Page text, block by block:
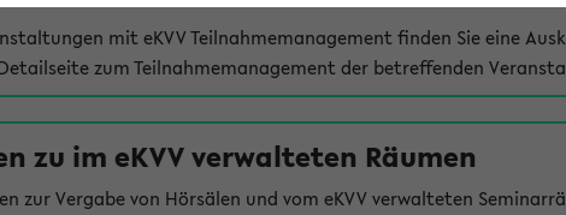
mit eKVV Teilnahmemanagement finden Sie eine
zum Teilnahmemanagement der betreffenden
zu im eKVV verwalteten Räumen
zur Vergabe von Hörsälen und vom eKVV verwalteten